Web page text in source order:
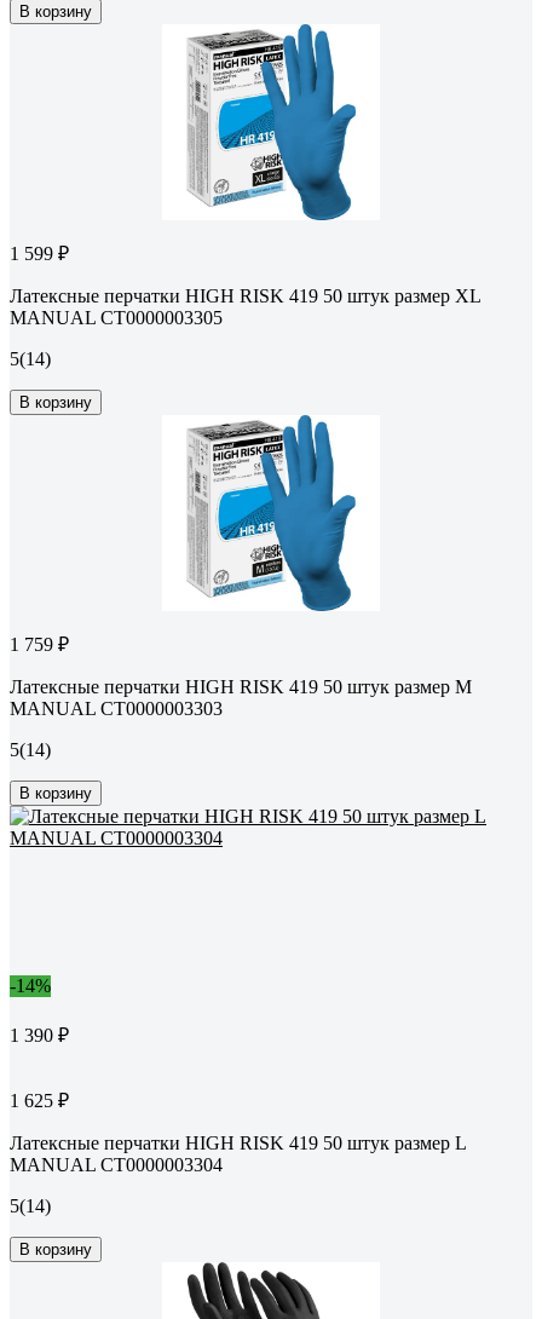
В корзину
1 599 ₽
Латексные перчатки HIGH RISK 419 50 штук размер XL
MANUAL CТ0000003305
5(14)
В корзину
1 759 ₽
Латексные перчатки HIGH RISK 419 50 штук размер M
MANUAL CТ0000003303
5(14)
В корзину
-14%
1 390 ₽
1 625 ₽
Латексные перчатки HIGH RISK 419 50 штук размер L
MANUAL CТ0000003304
5(14)
В корзину